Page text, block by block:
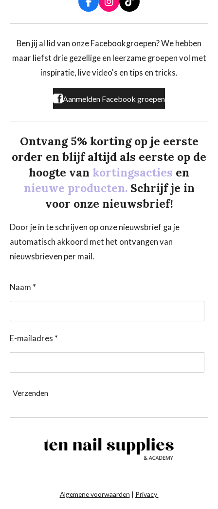
F
a
c
b
o
k
I
n
s
a
r
a
T
i
k
o
Ben jij al lid van onze Facebookgroepen? We hebben
maar liefst drie gezellige en leerzame groepen vol met
inspiratie, live video's en tips en tricks.
Aanmelden Facebook groepen
Ontvang 5% korting op je eerste
order en blijf altijd als eerste op de
hoogte van kortingsacties en
nieuwe producten. Schrijf je in
voor onze nieuwsbrief!
Door je in te schrijven op onze nieuwsbrief ga je
automatisch akkoord met het ontvangen van
nieuwsbrieven per mail.
Naam *
E-mailadres *
Verzenden
Algemene voorwaarden | Privacy